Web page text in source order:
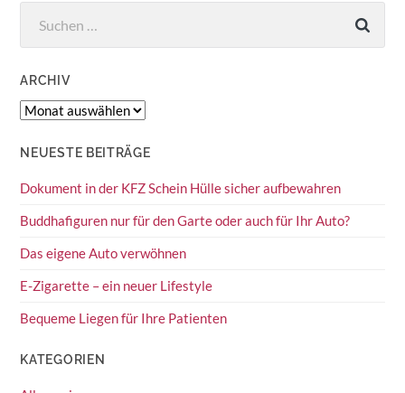
nach:
ARCHIV
Archiv
NEUESTE BEITRÄGE
Dokument in der KFZ Schein Hülle sicher aufbewahren
Buddhafiguren nur für den Garte oder auch für Ihr Auto?
Das eigene Auto verwöhnen
E-Zigarette – ein neuer Lifestyle
Bequeme Liegen für Ihre Patienten
KATEGORIEN